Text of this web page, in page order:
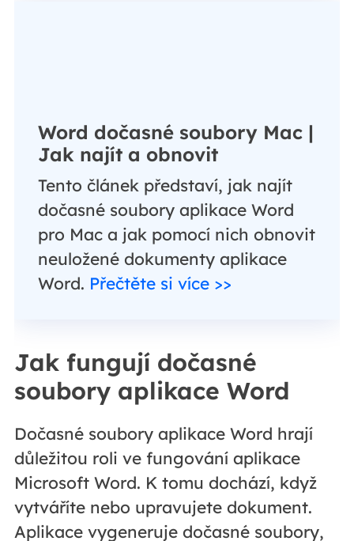
Word dočasné soubory Mac |
Jak najít a obnovit
Tento článek představí, jak najít
dočasné soubory aplikace Word
pro Mac a jak pomocí nich obnovit
neuložené dokumenty aplikace
Word. Přečtěte si více >>
Jak fungují dočasné
soubory aplikace Word
Dočasné soubory aplikace Word hrají
důležitou roli ve fungování aplikace
Microsoft Word. K tomu dochází, když
vytváříte nebo upravujete dokument.
Aplikace vygeneruje dočasné soubory,